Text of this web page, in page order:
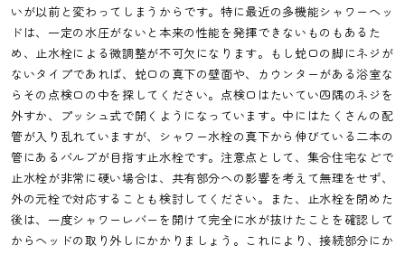
いが以前と変わってしまうからです。特に最近の多機能シャワーヘッ
ドは、一定の水圧がないと本来の性能を発揮できないものもあるた
め、止水栓による微調整が不可欠になります。もし蛇口の脚にネジが
ないタイプであれば、蛇口の真下の壁面や、カウンターがある浴室な
らその点検口の中を探してください。点検口はたいてい四隅のネジを
外すか、プッシュ式で開くようになっています。中にはたくさんの配
管が入り乱れていますが、シャワー水栓の真下から伸びている二本の
管にあるバルブが目指す止水栓です。注意点として、集合住宅などで
止水栓が非常に硬い場合は、共有部分への影響を考えて無理をせず、
外の元栓で対応することも検討してください。また、止水栓を閉めた
後は、一度シャワーレバーを開けて完全に水が抜けたことを確認して
からヘッドの取り外しにかかりましょう。これにより、接続部分にか